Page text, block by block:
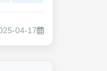
04-17